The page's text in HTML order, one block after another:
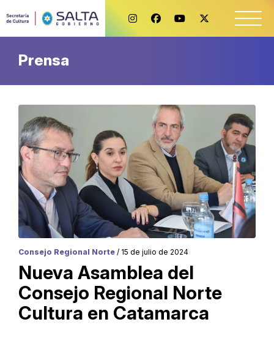
Prensa
Consejo Regional Norte / 15 de julio de 2024
Nueva Asamblea del
Consejo Regional Norte
Cultura en Catamarca